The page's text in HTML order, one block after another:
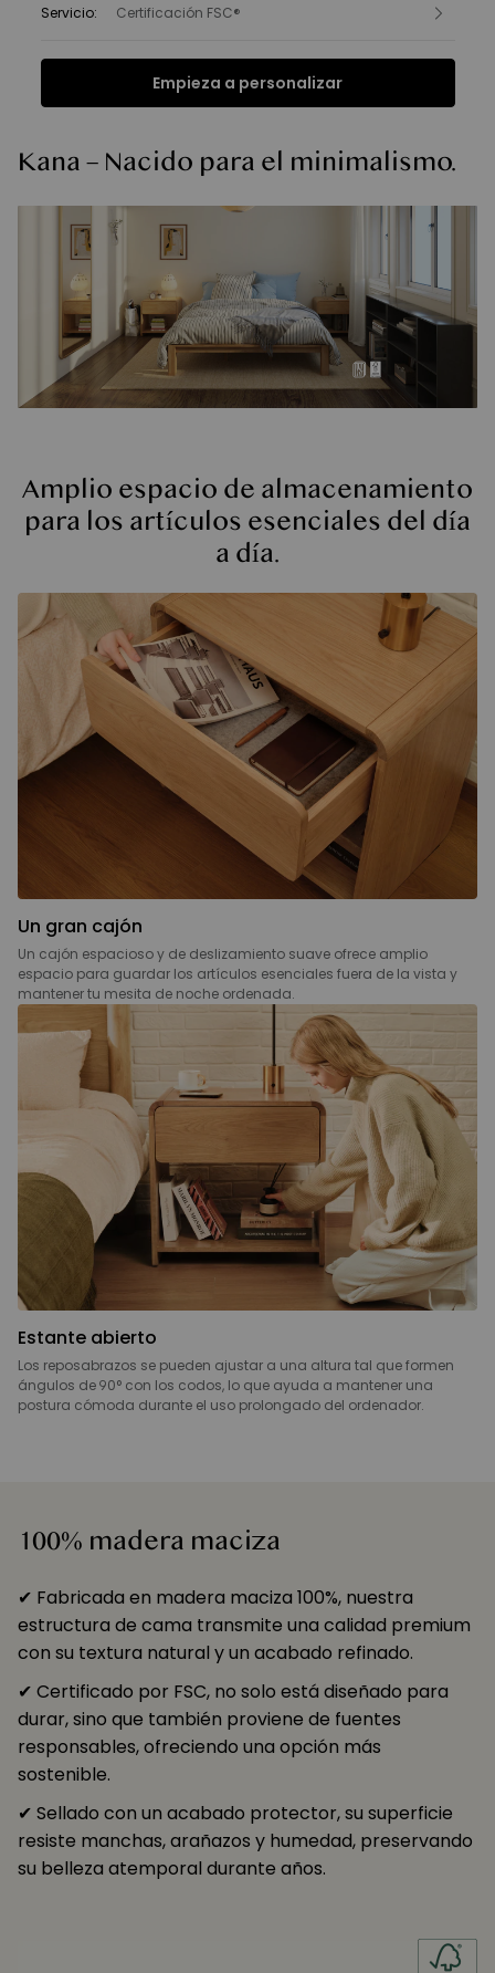
Servicio: Certificación FSC®
Empieza a personalizar
Ficha Técnica
Kana – Nacido para el minimalismo.
Amplio espacio de almacenamiento
para los artículos esenciales del día
a día.
Un gran cajón
Un cajón espacioso y de deslizamiento suave ofrece amplio
espacio para guardar los artículos esenciales fuera de la vista y
mantener tu mesita de noche ordenada.
Estante abierto
Los reposabrazos se pueden ajustar a una altura tal que formen
ángulos de 90° con los codos, lo que ayuda a mantener una
postura cómoda durante el uso prolongado del ordenador.
100% madera maciza
✔ Fabricada en madera maciza 100%, nuestra
estructura de cama transmite una calidad premium
con su textura natural y un acabado refinado.
✔ Certificado por FSC, no solo está diseñado para
durar, sino que también proviene de fuentes
responsables, ofreciendo una opción más
sostenible.
✔ Sellado con un acabado protector, su superficie
resiste manchas, arañazos y humedad, preservando
su belleza atemporal durante años.